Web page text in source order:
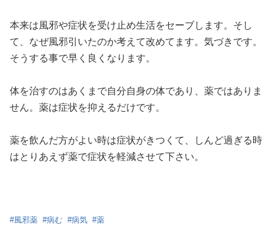
本来は風邪や症状を受け止め生活をセーブします。そし
て、なぜ風邪引いたのか考えて改めてます。気づきです。
そうする事で早く良くなります。
体を治すのはあくまで自分自身の体であり、薬ではありま
せん。薬は症状を抑えるだけです。
薬を飲んだ方がよい時は症状がきつくて、しんど過ぎる時
はとりあえず薬で症状を軽減させて下さい。
#風邪薬 #病む #病気 #薬